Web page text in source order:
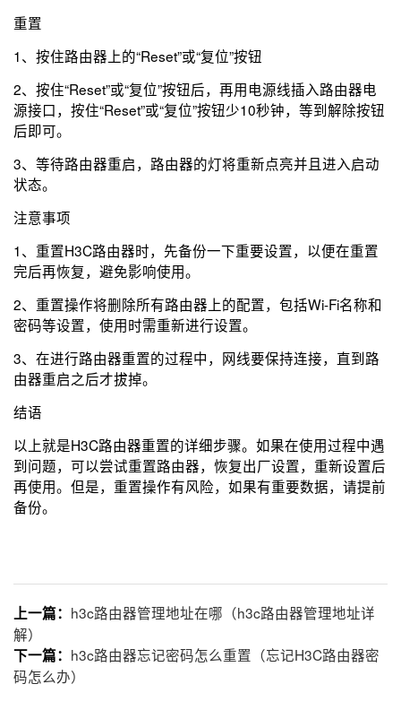
重置
1、按住路由器上的“Reset”或“复位”按钮
2、按住“Reset”或“复位”按钮后，再用电源线插入路由器电
源接口，按住“Reset”或“复位”按钮少10秒钟，等到解除按钮
后即可。
3、等待路由器重启，路由器的灯将重新点亮并且进入启动
状态。
注意事项
1、重置H3C路由器时，先备份一下重要设置，以便在重置
完后再恢复，避免影响使用。
2、重置操作将删除所有路由器上的配置，包括Wi-Fi名称和
密码等设置，使用时需重新进行设置。
3、在进行路由器重置的过程中，网线要保持连接，直到路
由器重启之后才拔掉。
结语
以上就是H3C路由器重置的详细步骤。如果在使用过程中遇
到问题，可以尝试重置路由器，恢复出厂设置，重新设置后
再使用。但是，重置操作有风险，如果有重要数据，请提前
备份。
上一篇： h3c路由器管理地址在哪（h3c路由器管理地址详
解）
下一篇： h3c路由器忘记密码怎么重置（忘记H3C路由器密
码怎么办）